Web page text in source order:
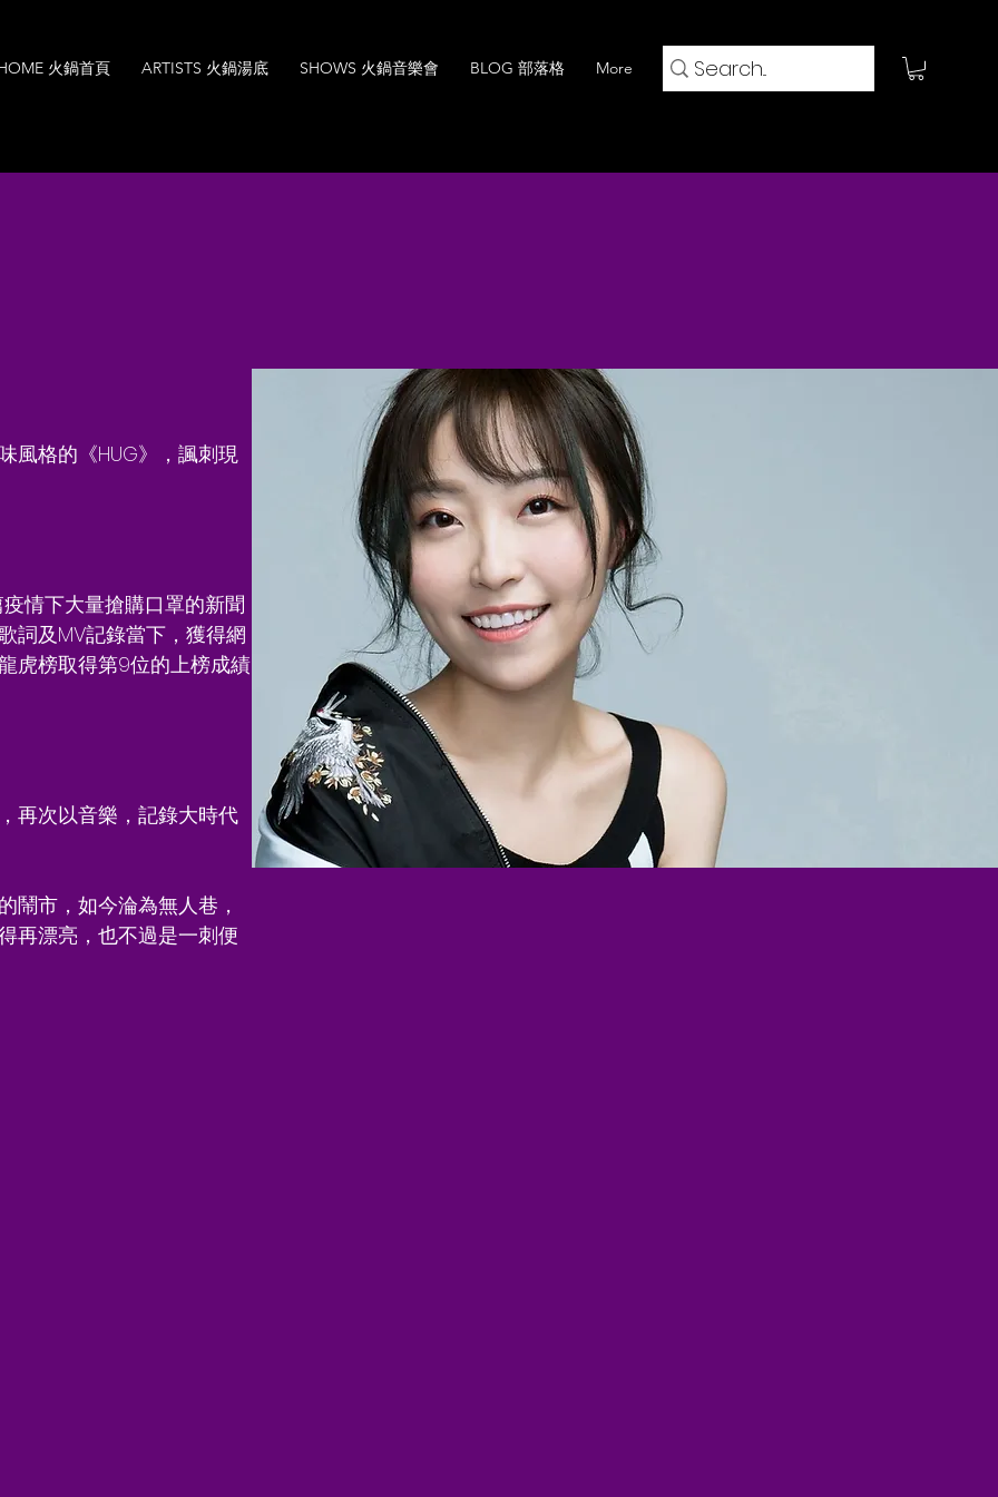
火鍋首頁 ARTISTS 火鍋湯底 SHOWS 火鍋音樂會 BLOG 部落格 More
風格的《HUG》，諷刺現
情下大量搶購口罩的新聞
詞及MV記錄當下，獲得網
虎榜取得第9位的上榜成績
再次以音樂，記錄大時代
鬧市，如今淪為無人巷，
再漂亮，也不過是一刺便